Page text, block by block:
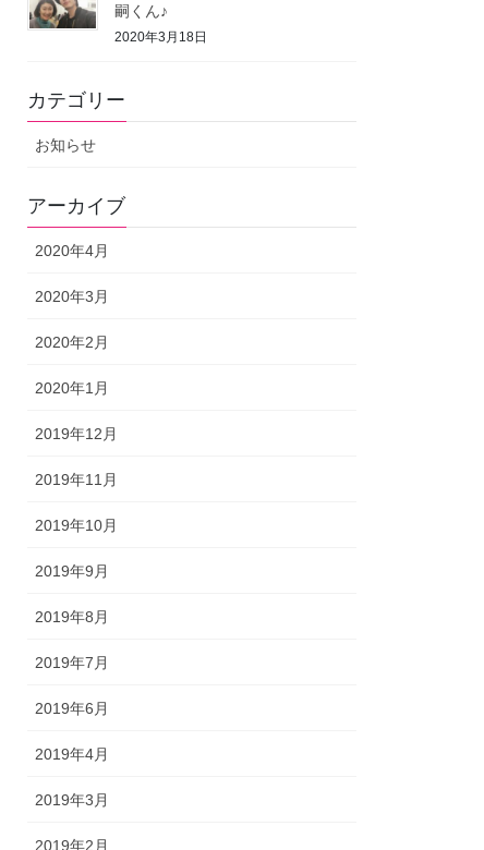
嗣くん♪
2020年3月18日
カテゴリー
お知らせ
アーカイブ
2020年4月
2020年3月
2020年2月
2020年1月
2019年12月
2019年11月
2019年10月
2019年9月
2019年8月
2019年7月
2019年6月
2019年4月
2019年3月
2019年2月